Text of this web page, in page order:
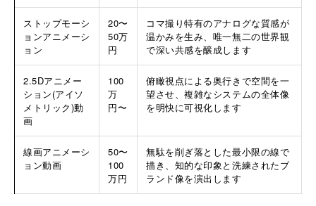
ストップモーシ
ョンアニメーシ
ョン
20〜
50万
円
コマ撮り特有のアナログな質感が
温かみを生み、唯一無二の世界観
で深い共感を醸成します
2.5Dアニメー
ション(アイソ
メトリック)動
画
100
万
円〜
俯瞰視点による奥行きで空間を一
望させ、複雑なシステムの全体像
を明快に可視化します
線画アニメーシ
ョン動画
50〜
100
万円
無駄を削ぎ落とした最小限の線で
描き、知的な印象と洗練されたブ
ランド像を演出します